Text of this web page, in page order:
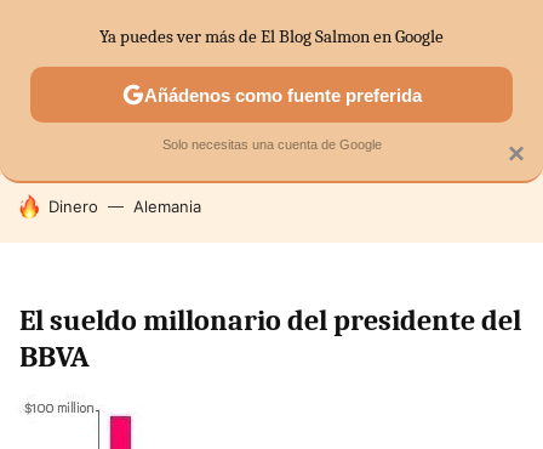
SECTORES ECONOMÍA DOMÉSTICA MERCADOS
HOY SE HABLA DE
Dinero Alemania
El sueldo millonario del presidente del
BBVA
×
Ya puedes ver más de El Blog Salmon en Google
Añádenos como fuente preferida
Solo necesitas una cuenta de Google